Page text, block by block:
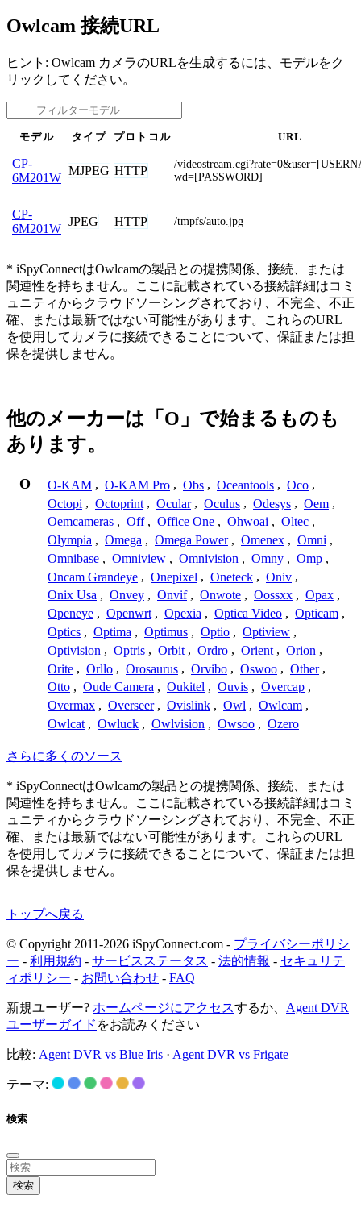
Owlcam 接続URL
ヒント: Owlcam カメラのURLを生成するには、モデルをク
リックしてください。
モデル タイプ プロトコル URL
CP-
6M201W
MJPEG HTTP
/
wd=[PASSWORD]
CP-
6M201W
JPEG HTTP /tmpfs/auto.jpg
* iSpyConnectはOwlcamの製品との提携関係、接続、または
関連性を持ちません。ここに記載されている接続詳細はコミ
ュニティからクラウドソーシングされており、不完全、不正
確、または最新ではない可能性があります。これらのURL
を使用してカメラに接続できることについて、保証または担
保を提供しません。
他のメーカーは「O」で始まるものも
あります。
O O-KAM , O-KAM Pro , Obs , Oceantools , Oco ,
Octopi , Octoprint , Ocular , Oculus , Odesys , Oem ,
Oemcameras , Off , Office One , Ohwoai , Oltec ,
Olympia , Omega , Omega Power , Omenex , Omni ,
Omnibase , Omniview , Omnivision , Omny , Omp ,
Oncam Grandeye , Onepixel , Oneteck , Oniv ,
Onix Usa , Onvey , Onvif , Onwote , Oossxx , Opax ,
Openeye , Openwrt , Opexia , Optica Video , Opticam ,
Optics , Optima , Optimus , Optio , Optiview ,
Optivision , Optris , Orbit , Ordro , Orient , Orion ,
Orite , Orllo , Orosaurus , Orvibo , Oswoo , Other ,
Otto , Oude Camera , Oukitel , Ouvis , Overcap ,
Overmax , Overseer , Ovislink , Owl , Owlcam ,
Owlcat , Owluck , Owlvision , Owsoo , Ozero
さらに多くのソース
* iSpyConnectはOwlcamの製品との提携関係、接続、または
関連性を持ちません。ここに記載されている接続詳細はコミ
ュニティからクラウドソーシングされており、不完全、不正
確、または最新ではない可能性があります。これらのURL
を使用してカメラに接続できることについて、保証または担
保を提供しません。
トップへ戻る
© Copyright 2011-2026 iSpyConnect.com - プライバシーポリシ
ー - 利用規約 - サービスステータス - 法的情報 - セキュリテ
ィポリシー - お問い合わせ - FAQ
新規ユーザー? ホームページにアクセスするか、 Agent DVR
ユーザーガイド をお読みください
比較: Agent DVR vs Blue Iris · Agent DVR vs Frigate
テーマ:
検索
検索